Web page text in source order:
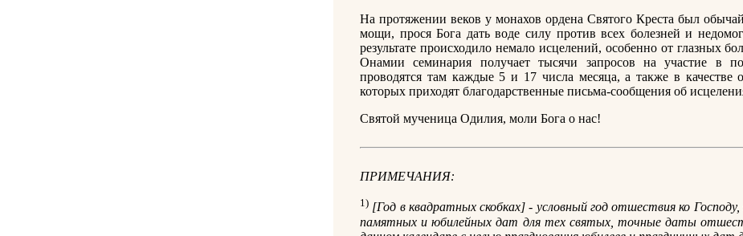
На протяжении веков у монахов ордена Святого Креста был
мощи, прося Бога дать воде силу против всех болезней и
результате происходило немало исцелений, особенно от глазных
Онамии семинария получает тысячи запросов на участие в
проводятся там каждые 5 и 17 числа месяца, а также в
которых приходят благодарственные письма-сообщения об
Святой мученица Одилия, моли Бога о нас!
ПРИМЕЧАНИЯ:
1) [Год в квадратных скобках] - условный год отшествия ко
памятных и юбилейных дат для тех святых, точные даты